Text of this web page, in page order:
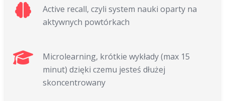
Active recall, czyli system nauki oparty na
aktywnych powtórkach
Microlearning, krótkie wykłady (max 15
minut) dzięki czemu jesteś dłużej
skoncentrowany